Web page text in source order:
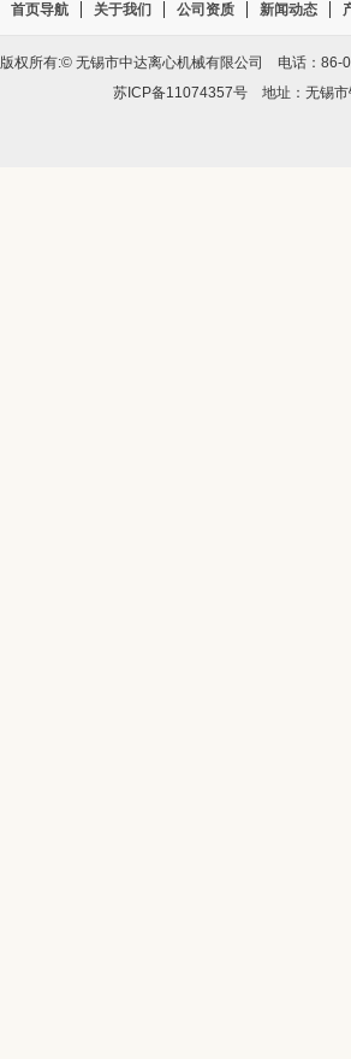
首页导航 关于我们 公司资质 新闻动态
版权所有:© 无锡市中达离心机械有限公司 电话：
苏ICP备11074357号地址：无锡市